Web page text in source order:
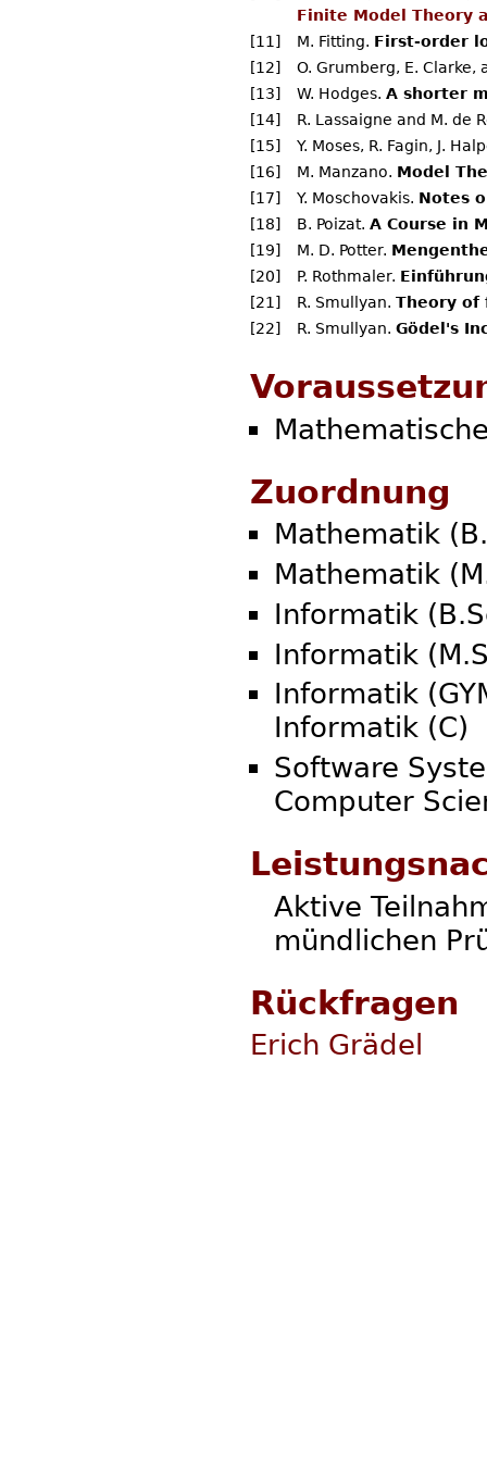
Finite Model Theory
[11]
M. Fitting. First-order
[12]
O. Grumberg, E. Clarke,
[13]
W. Hodges. A shorter
[14]
R. Lassaigne and M. de
[15]
Y. Moses, R. Fagin, J.
[16]
M. Manzano. Model
[17]
Y. Moschovakis. Notes
[18]
B. Poizat. A Course in
[19]
M. D. Potter.
[20]
P. Rothmaler.
[21]
R. Smullyan. Theory of
[22]
R. Smullyan. Gödel's
Zuordnung
Mathematik
Mathematik
Informatik
Informatik
Informatik
Informatik (C)
Software
Computer
Aktive
mündlichen
Rückfragen
Erich Grädel